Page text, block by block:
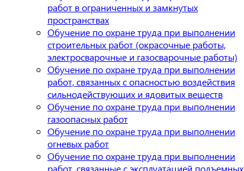
работ в ограниченных и замкнутых
пространствах
Обучение по охране труда при выполнении
строительных работ (окрасочные работы,
электросварочные и газосварочные работы)
Обучение по охране труда при выполнении
работ, связанных с опасностью воздействия
сильнодействующих и ядовитых веществ
Обучение по охране труда при выполнении
газоопасных работ
Обучение по охране труда при выполнении
огневых работ
Обучение по охране труда при выполнении
работ, связанные с эксплуатацией подъемных